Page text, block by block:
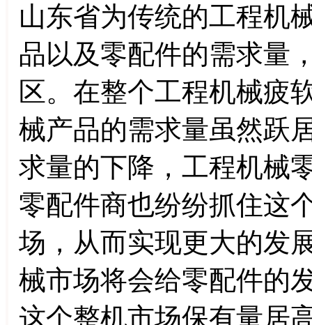
山东省为传统的工程机
品以及零配件的需求量
区。在整个工程机械疲
械产品的需求量虽然跃
求量的下降，工程机械
零配件商也纷纷抓住这
场，从而实现更大的
械市场将会给零配件的
这个整机市场保有量居